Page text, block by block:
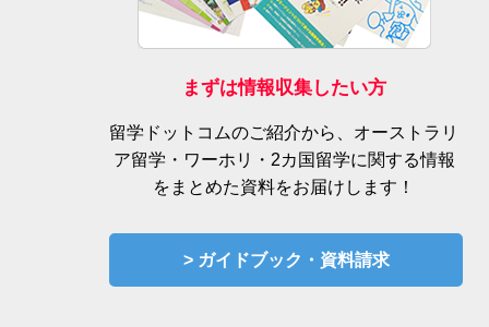
まずは情報収集したい方
留学ドットコムのご紹介から、オーストラリ
ア留学・ワーホリ・2カ国留学に関する情報
をまとめた資料をお届けします！
> ガイドブック・資料請求